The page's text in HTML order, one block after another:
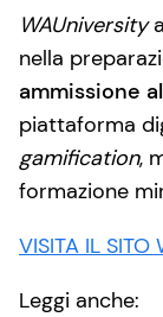
WAUniversity
nella
ammissione
piattaforma
gamification,
formazione
VISITA IL SITO
Leggi anche: